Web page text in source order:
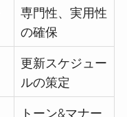
専門性、実用性
の確保
更新スケジュー
ルの策定
トーン&マナー